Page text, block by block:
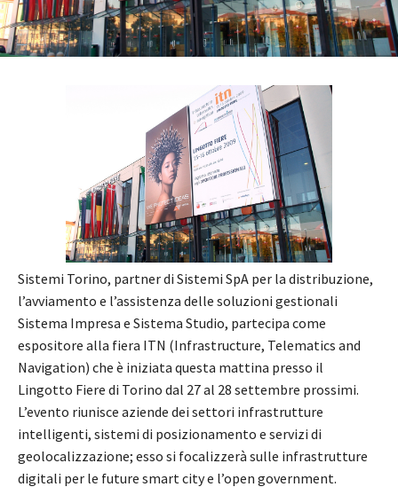
Sistemi Torino, partner di Sistemi SpA per la distribuzione,
l’avviamento e l’assistenza delle soluzioni gestionali
Sistema Impresa e Sistema Studio, partecipa come
espositore alla fiera ITN (Infrastructure, Telematics and
Navigation) che è iniziata questa mattina presso il
Lingotto Fiere di Torino dal 27 al 28 settembre prossimi.
L’evento riunisce aziende dei settori infrastrutture
intelligenti, sistemi di posizionamento e servizi di
geolocalizzazione; esso si focalizzerà sulle infrastrutture
digitali per le future smart city e l’open government.